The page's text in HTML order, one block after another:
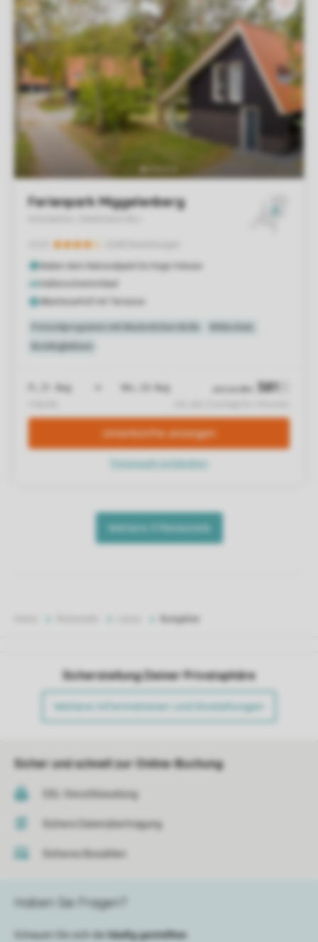
Sicherstellung Deiner Privatsphäre
Weitere Informationen und Einstellungen
Sicher und schnell zur Online-Buchung
SSL-Verschlüsselung
Sichere Datenübertragung
Sicheres Bezahlen
Haben Sie Fragen?
Schauen Sie sich die
häufig gestellten